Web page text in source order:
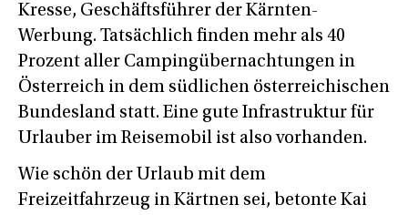
Kresse, Geschäftsführer der Kärnten-
Werbung. Tatsächlich finden mehr als 40
Prozent aller Campingübernachtungen in
Österreich in dem südlichen österreichischen
Bundesland statt. Eine gute Infrastruktur für
Urlauber im Reisemobil ist also vorhanden.
Wie schön der Urlaub mit dem
Freizeitfahrzeug in Kärtnen sei, betonte Kai